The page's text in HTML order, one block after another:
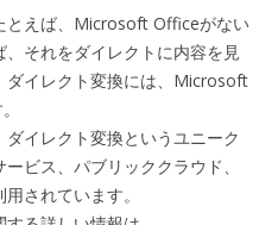
とえば、Microsoft Officeがない
それをダイレクトに内容を見
ダイレクト変換には、Microsoft
イレクト変換というユニーク
ビス、パブリッククラウド、
されています。